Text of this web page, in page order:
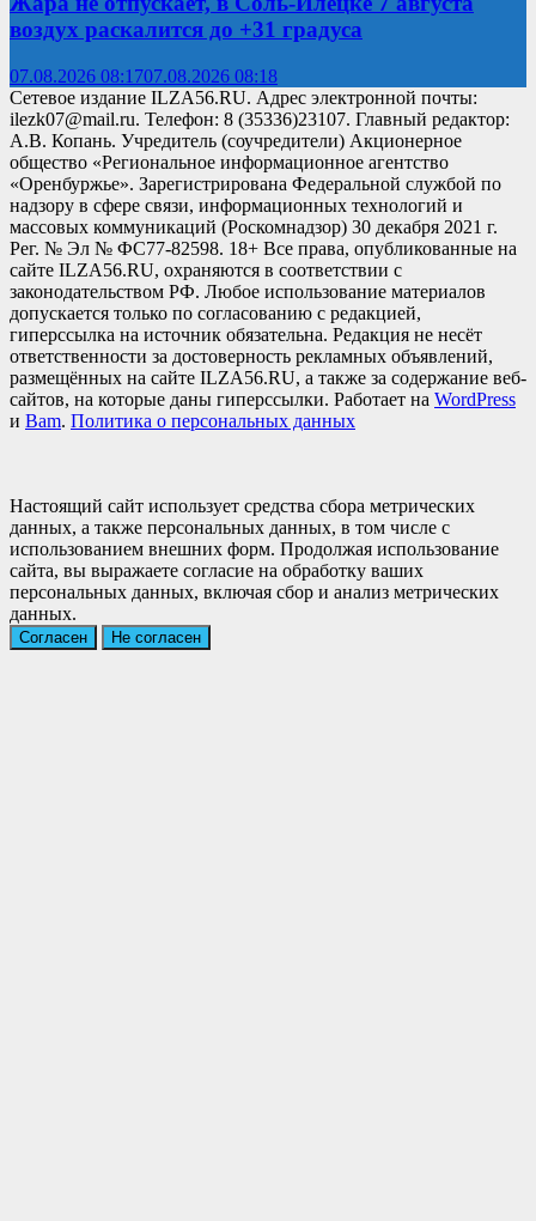
воздух раскалится до +31 градуса
07.08.2026 08:1707.08.2026 08:18
Сетевое издание ILZA56.RU. Адрес электронной почты:
ilezk07@mail.ru. Телефон: 8 (35336)23107. Главный редактор:
А.В. Копань. Учредитель (соучредители) Акционерное
общество «Региональное информационное агентство
«Оренбуржье». Зарегистрирована Федеральной службой по
надзору в сфере связи, информационных технологий и
массовых коммуникаций (Роскомнадзор) 30 декабря 2021 г.
Рег. № Эл № ФС77-82598. 18+ Все права, опубликованные на
сайте ILZA56.RU, охраняются в соответствии с
законодательством РФ. Любое использование материалов
допускается только по согласованию с редакцией,
гиперссылка на источник обязательна. Редакция не несёт
ответственности за достоверность рекламных объявлений,
размещённых на сайте ILZA56.RU, а также за содержание веб-
сайтов, на которые даны гиперссылки. Работает на WordPress
и Bam. Политика о персональных данных
Настоящий сайт использует средства сбора метрических
данных, а также персональных данных, в том числе с
использованием внешних форм. Продолжая использование
сайта, вы выражаете согласие на обработку ваших
персональных данных, включая сбор и анализ метрических
данных.
Согласен Не согласен